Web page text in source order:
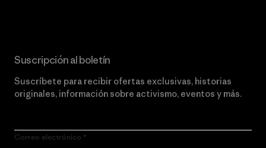
Suscripción al boletín
Suscríbete para recibir ofertas exclusivas, historias
originales, información sobre activismo, eventos y más.
Correo electrónico